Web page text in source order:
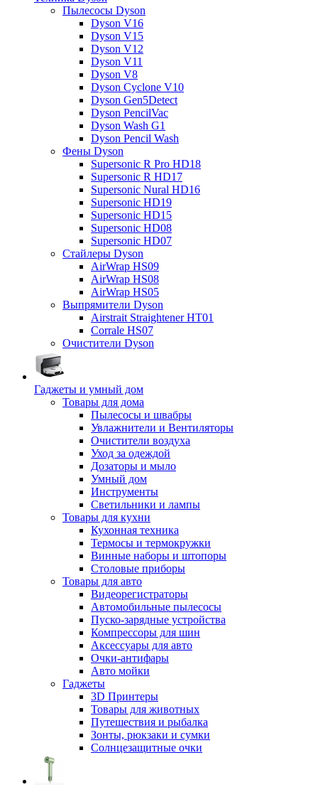
Пылесосы Dyson
Dyson V16
Dyson V15
Dyson V12
Dyson V11
Dyson V8
Dyson Cyclone V10
Dyson Gen5Detect
Dyson PencilVac
Dyson Wash G1
Dyson Pencil Wash
Фены Dyson
Supersonic R Pro HD18
Supersonic R HD17
Supersonic Nural HD16
Supersonic HD19
Supersonic HD15
Supersonic HD08
Supersonic HD07
Стайлеры Dyson
AirWrap HS09
AirWrap HS08
AirWrap HS05
Выпрямители Dyson
Airstrait Straightener HT01
Corrale HS07
Очистители Dyson
Гаджеты и умный дом
Товары для дома
Пылесосы и швабры
Увлажнители и Вентиляторы
Очистители воздуха
Уход за одеждой
Дозаторы и мыло
Умный дом
Инструменты
Светильники и лампы
Товары для кухни
Кухонная техника
Термосы и термокружки
Винные наборы и штопоры
Столовые приборы
Товары для авто
Видеорегистраторы
Автомобильные пылесосы
Пуско-зарядные устройства
Компрессоры для шин
Аксессуары для авто
Очки-антифары
Авто мойки
Гаджеты
3D Принтеры
Товары для животных
Путешествия и рыбалка
Зонты, рюкзаки и сумки
Солнцезащитные очки